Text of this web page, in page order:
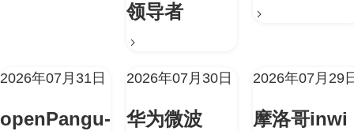
领导者
2026年07月31日
openPangu-
2026年07月30日
华为微波
2026年07月29
摩洛哥inwi